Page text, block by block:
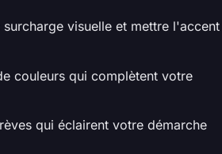
visuelle et mettre l'accent
couleurs qui complètent votre
qui éclairent votre démarche